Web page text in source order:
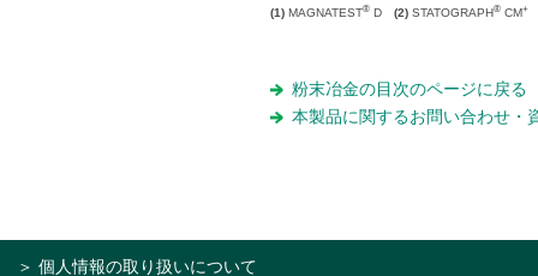
(1) MAGNATEST® D (2) STATOGRAPH® CM+
粉末冶金の目次のページに戻る
本製品に関するお問い合わせ・
＞ 個人情報の取り扱いについて